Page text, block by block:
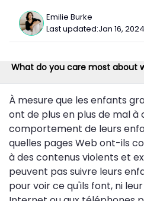
Emilie Burke
Last updated:Jan 16, 2024
What do you care most about
À mesure que les enfants
ont de plus en plus de mal
comportement de leurs
quelles pages Web ont-ils
à des contenus violents et
peuvent pas suivre leurs
pour voir ce qu'ils font, ni